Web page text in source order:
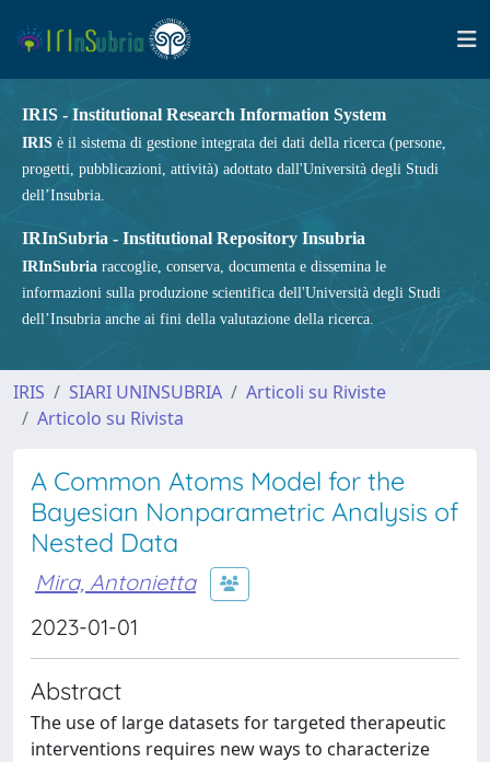
IRIS - Institutional Research Information System
IRIS è il sistema di gestione integrata dei dati della ricerca (persone,
progetti, pubblicazioni, attività) adottato dall'Università degli Studi
dell’Insubria.
IRInSubria - Institutional Repository Insubria
IRInSubria raccoglie, conserva, documenta e dissemina le
informazioni sulla produzione scientifica dell'Università degli Studi
dell’Insubria anche ai fini della valutazione della ricerca.
IRIS SIARI UNINSUBRIA
Articoli su Riviste
Articolo su Rivista
A Common Atoms Model for the
Bayesian Nonparametric Analysis of
Nested Data
Mira, Antonietta
2023-01-01
Abstract
The use of large datasets for targeted therapeutic
interventions requires new ways to characterize